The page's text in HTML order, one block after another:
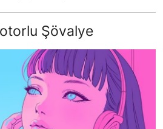
Şövalye